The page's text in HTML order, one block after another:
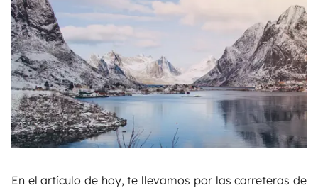
En el artículo de hoy, te llevamos por las carreteras de